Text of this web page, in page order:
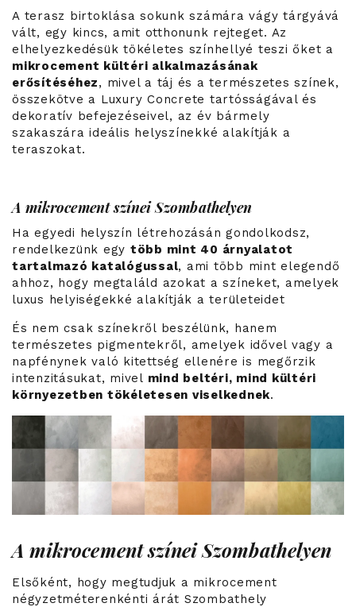
A terasz birtoklása sokunk számára vágy tárgyává
vált, egy kincs, amit otthonunk rejteget. Az
elhelyezkedésük tökéletes színhellyé teszi őket a
mikrocement kültéri alkalmazásának
erősítéséhez, mivel a táj és a természetes színek,
összekötve a Luxury Concrete tartósságával és
dekoratív befejezéseivel, az év bármely
szakaszára ideális helyszínekké alakítják a
teraszokat.
A mikrocement színei Szombathelyen
Ha egyedi helyszín létrehozásán gondolkodsz,
rendelkezünk egy több mint 40 árnyalatot
tartalmazó katalógussal, ami több mint elegendő
ahhoz, hogy megtaláld azokat a színeket, amelyek
luxus helyiségekké alakítják a területeidet
És nem csak színekről beszélünk, hanem
természetes pigmentekről, amelyek idővel vagy a
napfénynek való kitettség ellenére is megőrzik
intenzitásukat, mivel mind beltéri, mind kültéri
környezetben tökéletesen viselkednek.
A mikrocement színei Szombathelyen
Elsőként, hogy megtudjuk a mikrocement
négyzetméterenkénti árát Szombathely